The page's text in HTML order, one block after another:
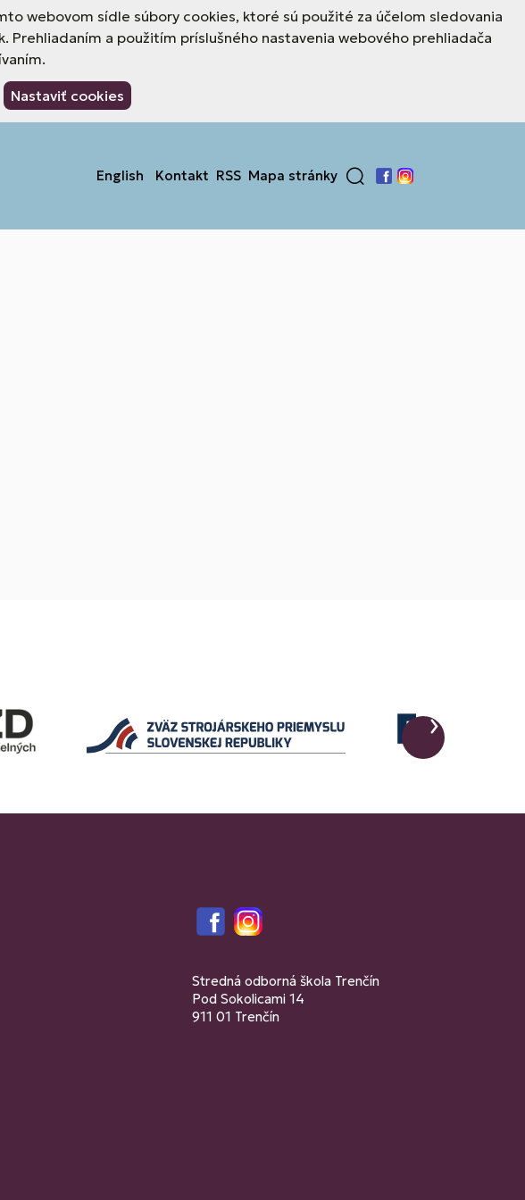
webovom sídle súbory cookies, ktoré sú použité za účelom sledovania
a použitím príslušného nastavenia webového prehliadača
Nastaviť cookies
English Kontakt RSS Mapa stránky
Facebook
Instagram
FacebookInstagram
Stredná odborná škola Trenčín
Pod Sokolicami 14
911 01 Trenčín